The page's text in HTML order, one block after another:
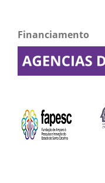
Financiamento